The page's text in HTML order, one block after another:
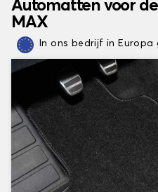
Automatten voor de
MAX
In ons bedrijf in Europa